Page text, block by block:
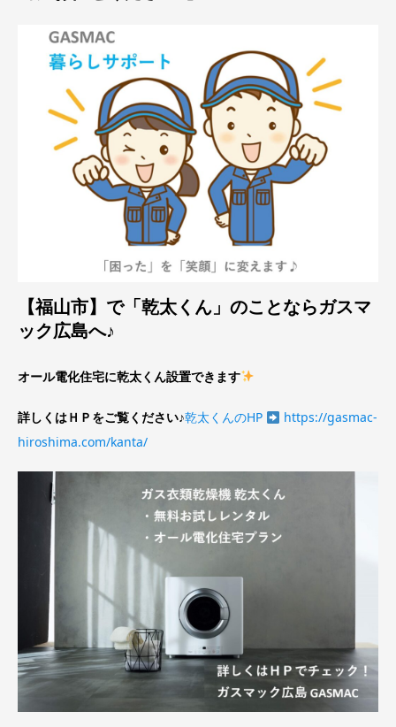
【福山市】で「乾太くん」のことならガスマ
ック広島へ♪
オール電化住宅に乾太くん設置できます
詳しくはＨＰをご覧ください♪乾太くんのHP
https://gasmac-
hiroshima.com/kanta/